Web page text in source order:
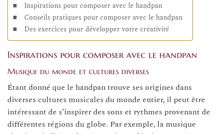
Inspirations pour composer avec le handpan
Conseils pratiques pour composer avec le handpan
Des exercices pour développer votre créativité
Inspirations pour composer avec le handpan
Musique du monde et cultures diverses
Étant donné que le handpan trouve ses origines dans
diverses cultures musicales du monde entier, il peut être
intéressant de s’inspirer des sons et rythmes provenant de
différentes régions du globe. Par exemple, la musique